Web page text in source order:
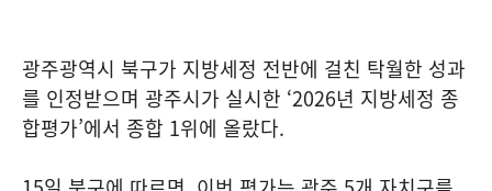
광주광역시 북구가 지방세정 전반에 걸친 탁월한 성과
를 인정받으며 광주시가 실시한 ‘2026년 지방세정 종
합평가’에서 종합 1위에 올랐다.